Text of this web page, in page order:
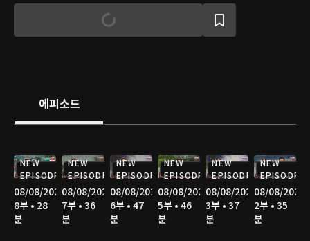
에피소드
NEW
EPISODE
08/08/2026
8부 • 28
분
NEW
EPISODE
08/08/2026
7부 • 36
분
NEW
EPISODE
08/08/2026
6부 • 47
분
NEW
EPISODE
08/08/2026
5부 • 46
분
NEW
EPISODE
08/08/2026
3부 • 37
분
NEW
EPISODE
08/08/2026
2부 • 35
분